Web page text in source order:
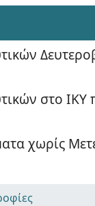
στο ΙΚΥ
χωρίς